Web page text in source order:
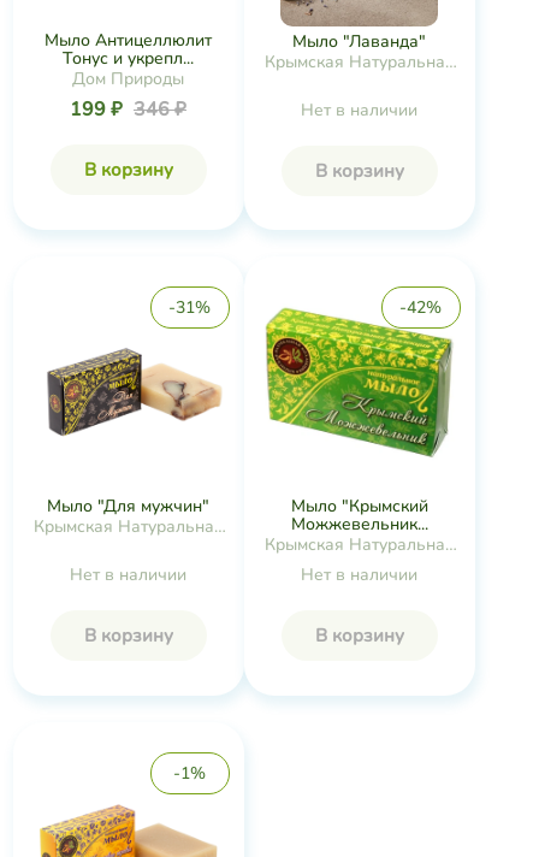
Мыло Антицеллюлит
Тонус и укрепл...
Дом Природы
199 ₽ 346 ₽
В корзину
Мыло "Лаванда"
Крымская Натуральная
Нет в наличии
В корзину
-31%
Мыло "Для мужчин"
Крымская Натуральная
Нет в наличии
В корзину
-42%
Мыло "Крымский
Можжевельник...
Крымская Натуральная
Коллекция
Нет в наличии
В корзину
-1%